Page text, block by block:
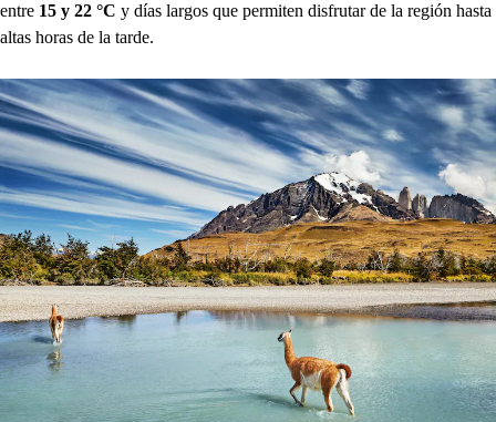
entre 15 y 22 °C y días largos que permiten disfrutar de la región hasta
altas horas de la tarde.